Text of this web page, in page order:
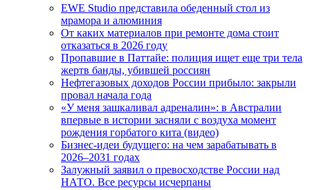
EWE Studio представила обеденный стол из
мрамора и алюминия
От каких материалов при ремонте дома стоит
отказаться в 2026 году
Пропавшие в Паттайе: полиция ищет еще три тела
жертв банды, убившей россиян
Нефтегазовых доходов России прибыло: закрыли
провал начала года
«У меня зашкаливал адреналин»: в Австралии
впервые в истории засняли с воздуха момент
рождения горбатого кита (видео)
Бизнес-идеи будущего: на чем зарабатывать в
2026–2031 годах
Залужный заявил о превосходстве России над
НАТО. Все ресурсы исчерпаны